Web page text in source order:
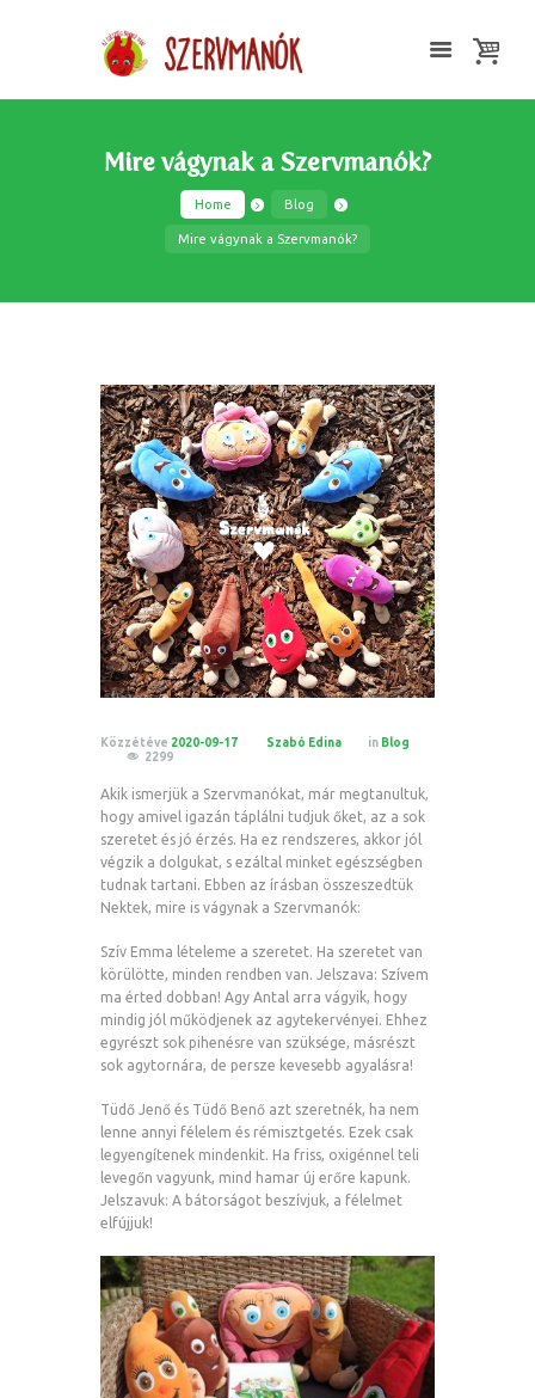
Mire vágynak a Szervmanók?
Home Blog
Mire vágynak a Szervmanók?
Közzétéve 2020-09-17 Szabó Edina in Blog
2299
Akik ismerjük a Szervmanókat, már megtanultuk,
hogy amivel igazán táplálni tudjuk őket, az a sok
szeretet és jó érzés. Ha ez rendszeres, akkor jól
végzik a dolgukat, s ezáltal minket egészségben
tudnak tartani. Ebben az írásban összeszedtük
Nektek, mire is vágynak a Szervmanók:
Szív Emma lételeme a szeretet. Ha szeretet van
körülötte, minden rendben van. Jelszava: Szívem
ma érted dobban! Agy Antal arra vágyik, hogy
mindig jól működjenek az agytekervényei. Ehhez
egyrészt sok pihenésre van szüksége, másrészt
sok agytornára, de persze kevesebb agyalásra!
Tüdő Jenő és Tüdő Benő azt szeretnék, ha nem
lenne annyi félelem és rémisztgetés. Ezek csak
legyengítenek mindenkit. Ha friss, oxigénnel teli
levegőn vagyunk, mind hamar új erőre kapunk.
Jelszavuk: A bátorságot beszívjuk, a félelmet
elfújjuk!